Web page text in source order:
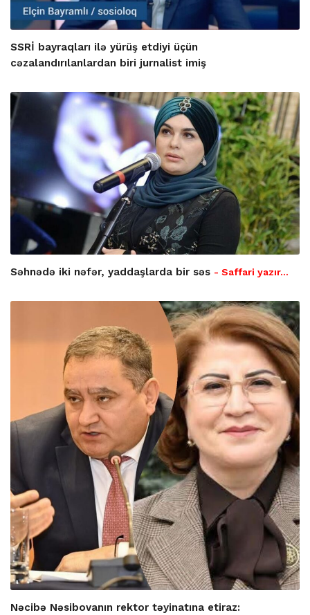
SSRİ bayraqları ilə yürüş etdiyi üçün
cəzalandırılanlardan biri jurnalist imiş
Səhnədə iki nəfər, yaddaşlarda bir səs - Saffari yazır…
Nəcibə Nəsibovanın rektor təyinatına etiraz: